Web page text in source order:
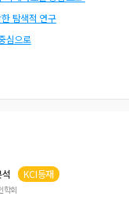
탐색적 연구
심으로
KCI등재
학회